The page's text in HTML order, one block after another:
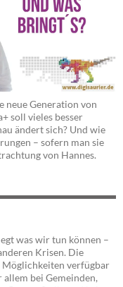
neue Generation von
soll vieles besser
ändert sich? Und wie
– sofern man sie
von Hannes.
was wir tun können –
Krisen. Die
verfügbar
bei Gemeinden,